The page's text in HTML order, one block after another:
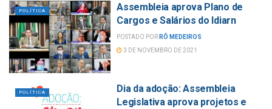
POLÍTICA
Assembleia aprova Plano de
Cargos e Salários do Idiarn
POSTADO POR RÔ MEDEIROS
3 DE NOVEMBRO DE 2021
POLÍTICA
Dia da adoção: Assembleia
Legislativa aprova projetos e